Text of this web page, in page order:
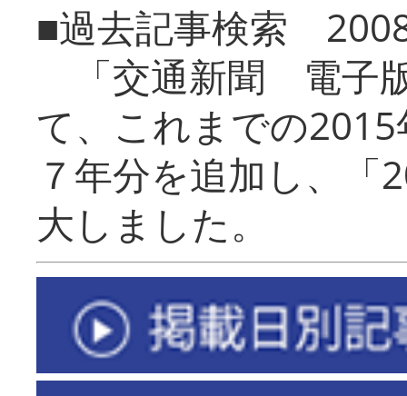
■過去記事検索
「交通新聞 電子
て、これまでの
７年分を追加し、「
大しまし